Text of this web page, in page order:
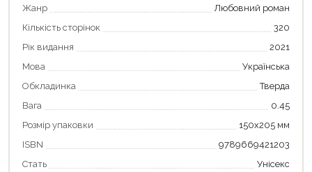
Жанр
Любовний роман
Кількість сторінок
320
Рік видання
2021
Мова
Українська
Обкладинка
Тверда
Вага
0.45
Розмір упаковки
150х205 мм
ISBN
9789669421203
Стать
Унісекс
Оформити замовлення